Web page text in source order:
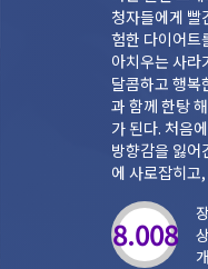
청자들에게 빨
험한 다이어트를 감행한다. 한편, 약을 사기 위해 엄마
아치우는 사라
달콤하고 행복
과 함께 한탕
가 된다. 처음에 쉽게 얻어진 승리감에 도취한 사라는 점점 더 많은 양의 약을 복용하면서 수척해지고
방향감을 잃어
에 사로잡히고
8.008